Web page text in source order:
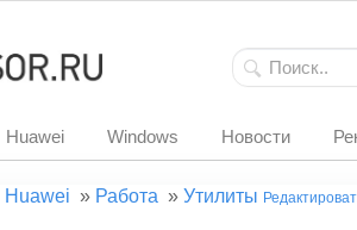
Huawei Windows Новости
» Работа » Утилиты